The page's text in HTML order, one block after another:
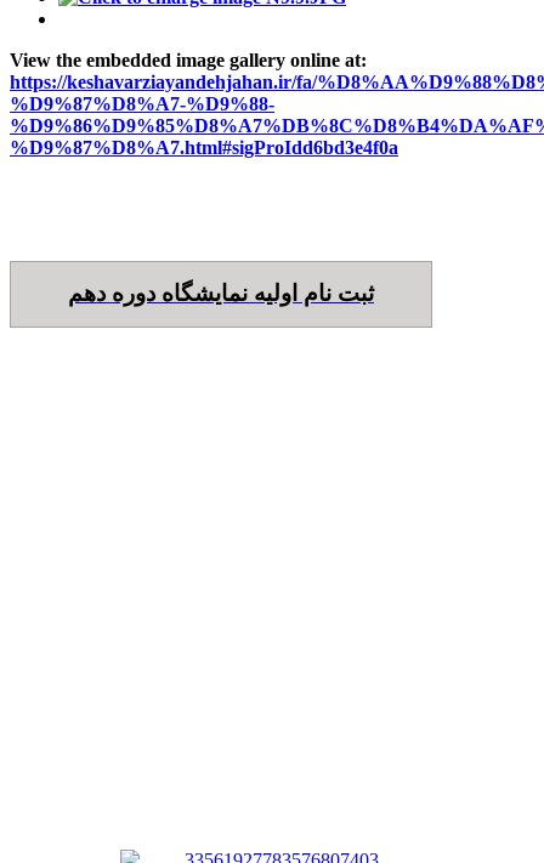
View the embedded image gallery online at:
https://keshavarziayandehjahan.ir/fa/
%D9%87%D8%A7-%D9%88-
%D9%87%D8%A7.html#sigProIdd6bd3e4f0a
ثبت نام اولیه نمایشگاه دوره دهم